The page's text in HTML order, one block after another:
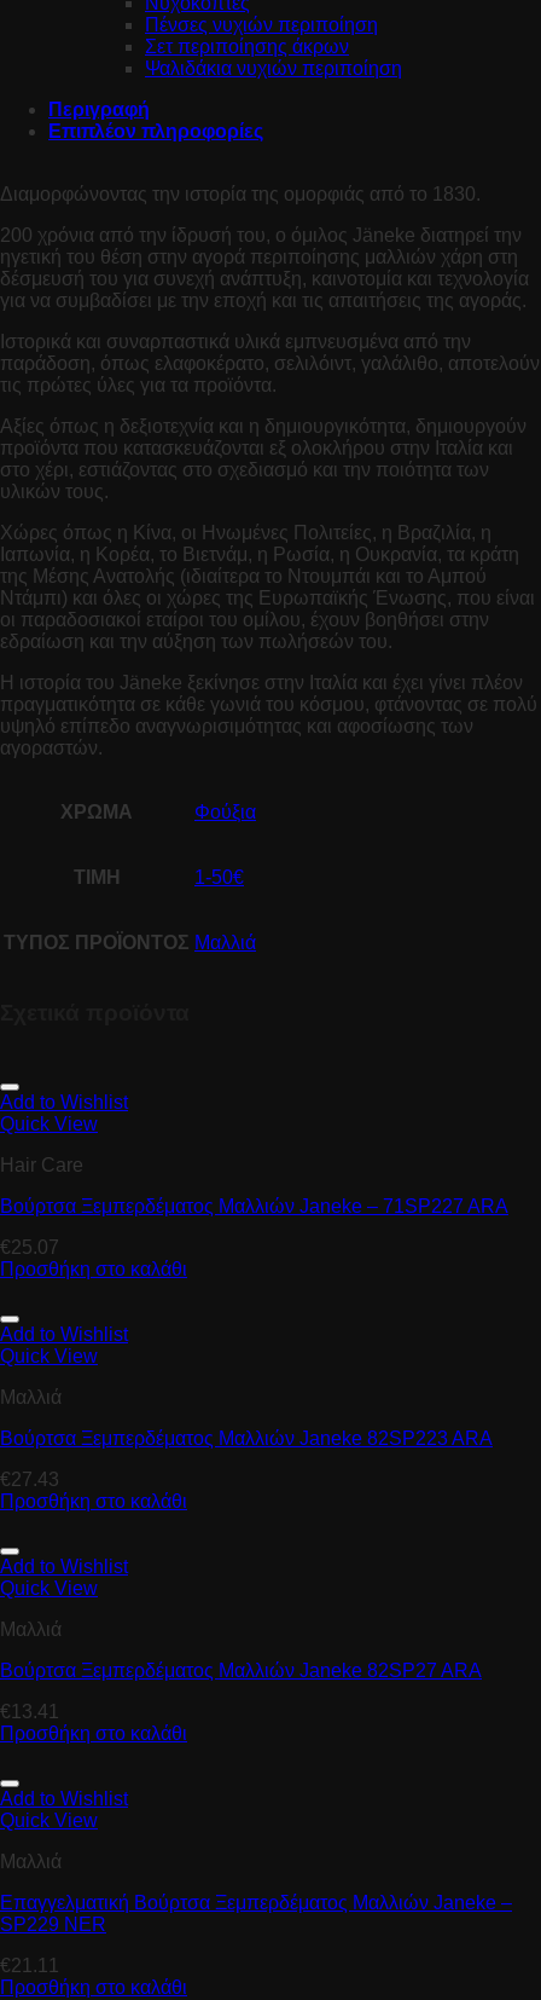
Πένσες νυχιών περιποίηση
Σετ περιποίησης άκρων
Ψαλιδάκια νυχιών περιποίηση
Περιγραφή
Επιπλέον πληροφορίες
Διαμορφώνοντας την ιστορία της ομορφιάς από το 1830.
200 χρόνια από την ίδρυσή του, ο όμιλος Jäneke διατηρεί την
ηγετική του θέση στην αγορά περιποίησης μαλλιών χάρη στη
δέσμευσή του για συνεχή ανάπτυξη, καινοτομία και τεχνολογία
για να συμβαδίσει με την εποχή και τις απαιτήσεις της αγοράς.
Ιστορικά και συναρπαστικά υλικά εμπνευσμένα από την
παράδοση, όπως ελαφοκέρατο, σελιλόιντ, γαλάλιθο, αποτελούν
τις πρώτες ύλες για τα προϊόντα.
Αξίες όπως η δεξιοτεχνία και η δημιουργικότητα, δημιουργούν
προϊόντα που κατασκευάζονται εξ ολοκλήρου στην Ιταλία και
στο χέρι, εστιάζοντας στο σχεδιασμό και την ποιότητα των
υλικών τους.
Χώρες όπως η Κίνα, οι Ηνωμένες Πολιτείες, η Βραζιλία, η
Ιαπωνία, η Κορέα, το Βιετνάμ, η Ρωσία, η Ουκρανία, τα κράτη
της Μέσης Ανατολής (ιδιαίτερα το Ντουμπάι και το Αμπού
Ντάμπι) και όλες οι χώρες της Ευρωπαϊκής Ένωσης, που είναι
οι παραδοσιακοί εταίροι του ομίλου, έχουν βοηθήσει στην
εδραίωση και την αύξηση των πωλήσεών του.
Η ιστορία του Jäneke ξεκίνησε στην Ιταλία και έχει γίνει πλέον
πραγματικότητα σε κάθε γωνιά του κόσμου, φτάνοντας σε πολύ
υψηλό επίπεδο αναγνωρισιμότητας και αφοσίωσης των
αγοραστών.
ΧΡΩΜΑ Φούξια
ΤΙΜΗ 1-50€
ΤΥΠΟΣ ΠΡΟΪΟΝΤΟΣ Μαλλιά
Add to Wishlist
Quick View
Hair Care
Βούρτσα Ξεμπερδέματος Μαλλιών Janeke – 71SP227 ARA
€25.07
Προσθήκη στο καλάθι
Add to Wishlist
Quick View
Μαλλιά
Βούρτσα Ξεμπερδέματος Μαλλιών Janeke 82SP223 ARA
€27.43
Προσθήκη στο καλάθι
Add to Wishlist
Quick View
Μαλλιά
Βούρτσα Ξεμπερδέματος Μαλλιών Janeke 82SP27 ARA
€13.41
Προσθήκη στο καλάθι
Add to Wishlist
Quick View
Μαλλιά
Επαγγελματική Βούρτσα Ξεμπερδέματος Μαλλιών Janeke –
SP229 NER
€21.11
Προσθήκη στο καλάθι